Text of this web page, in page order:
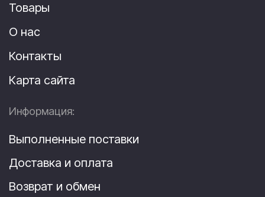
Товары
О нас
Контакты
Карта сайта
Информация:
Выполненные поставки
Доставка и оплата
Возврат и обмен